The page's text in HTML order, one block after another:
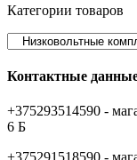
Категории товаров
Контактные
+375293514590 -
6 Б